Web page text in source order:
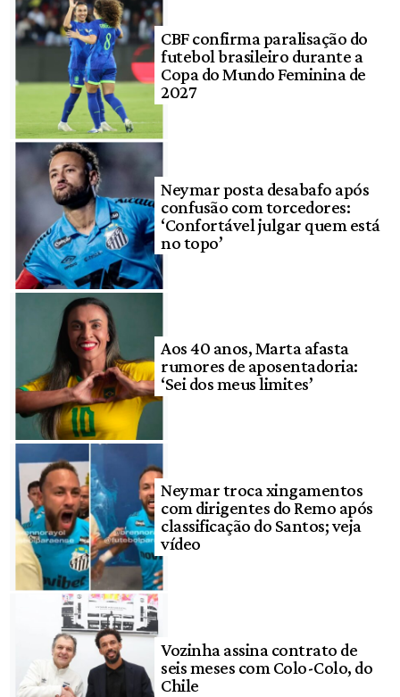
CBF confirma paralisação do
futebol brasileiro durante a
Copa do Mundo Feminina de
2027
Neymar posta desabafo após
confusão com torcedores:
‘Confortável julgar quem está
no topo’
Aos 40 anos, Marta afasta
rumores de aposentadoria:
‘Sei dos meus limites’
Neymar troca xingamentos
com dirigentes do Remo após
classificação do Santos; veja
vídeo
Vozinha assina contrato de
seis meses com Colo-Colo, do
Chile